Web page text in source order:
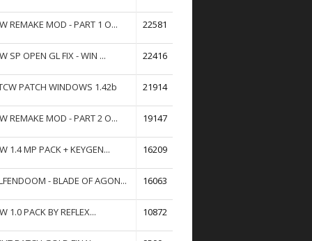
REMAKE MOD - PART 1 O... 22581
SP OPEN GL FIX - WIN ... 22416
PATCH WINDOWS 1.42b 21914
REMAKE MOD - PART 2 O... 19147
1.4 MP PACK + KEYGEN... 16209
- BLADE OF AGON... 16063
1.0 PACK BY REFLEX... 10872